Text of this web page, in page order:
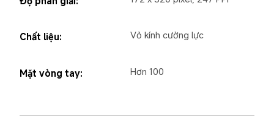
Chất liệu: Vỏ kính cường lực
Mặt vòng tay: Hơn 100